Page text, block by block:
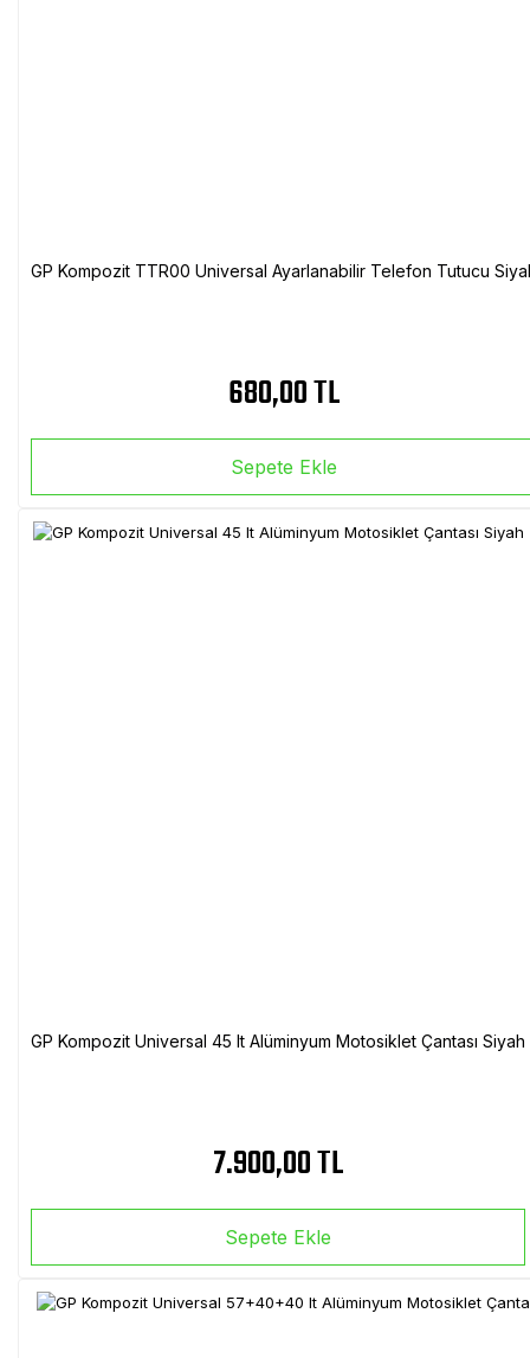
GP Kompozit TTR00 Universal Ayarlanabilir Telefon Tutucu
680,00 TL
Sepete Ekle
GP Kompozit Universal 45 lt Alüminyum Motosiklet Çantası Siyah
7.900,00 TL
Sepete Ekle